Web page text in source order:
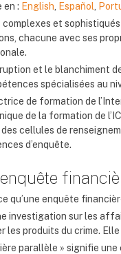
en : English Español
complexes et
chacune avec ses
et le blanchiment
spécialisées au
de formation de
de la formation de
cellules de
d’enquête.
qu’une enquête
investigation sur les
les produits du crime.
parallèle » signifie